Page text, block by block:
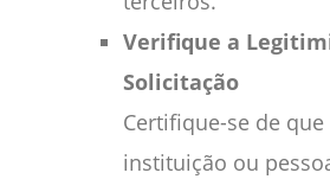
Verifique a
Solicitação
Certifique-se de que
instituição ou